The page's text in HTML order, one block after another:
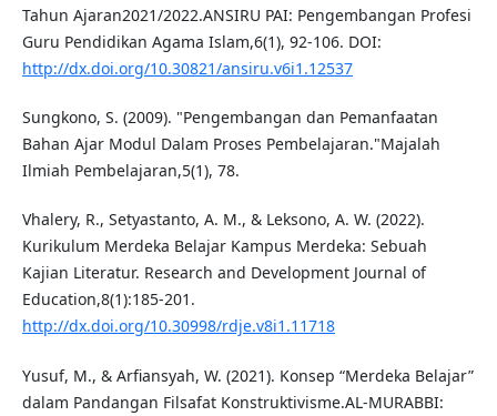
Tahun Ajaran2021/2022.ANSIRU PAI: Pengembangan Profesi
Guru Pendidikan Agama Islam,6(1), 92-106. DOI:
http://dx.doi.org/10.30821/ansiru.v6i1.12537
Sungkono, S. (2009). "Pengembangan dan Pemanfaatan
Bahan Ajar Modul Dalam Proses Pembelajaran."Majalah
Ilmiah Pembelajaran,5(1), 78.
Vhalery, R., Setyastanto, A. M., & Leksono, A. W. (2022).
Kurikulum Merdeka Belajar Kampus Merdeka: Sebuah
Kajian Literatur. Research and Development Journal of
Education,8(1):185-201.
http://dx.doi.org/10.30998/rdje.v8i1.11718
Yusuf, M., & Arfiansyah, W. (2021). Konsep “Merdeka Belajar”
dalam Pandangan Filsafat Konstruktivisme.AL-MURABBI: